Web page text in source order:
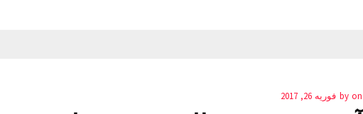
by on فوریه 26, 2017